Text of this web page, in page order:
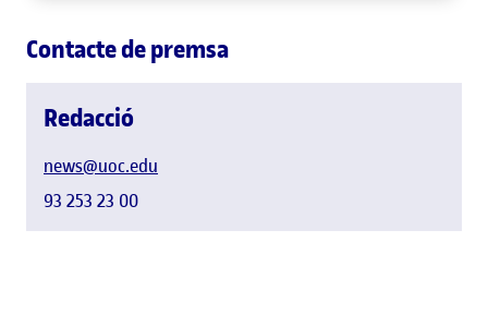
Contacte de premsa
Redacció
news@uoc.edu
93 253 23 00